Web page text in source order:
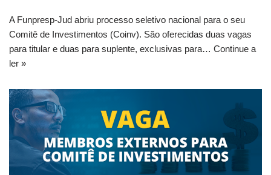
A Funpresp-Jud abriu processo seletivo nacional para o seu
Comitê de Investimentos (Coinv). São oferecidas duas vagas
para titular e duas para suplente, exclusivas para… Continue a
ler »